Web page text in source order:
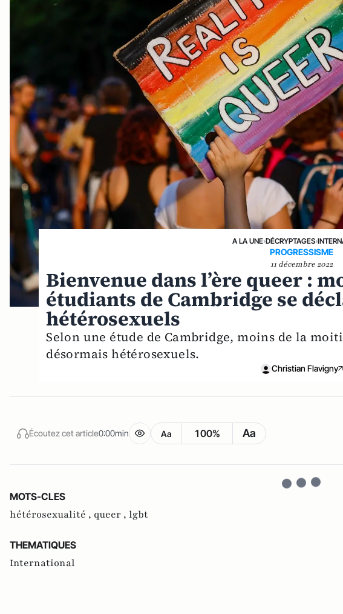
A LA UNE›DÉCRYPTAGES›
PROGRESSISME
11 décembre 2022
Bienvenue dans l’ère queer :
étudiants de Cambridge se
hétérosexuels
Selon une étude de Cambridge, moins de la
désormais hétérosexuels.
Christian Flavigny
Écoutez cet article0:00min Aa 100% Aa
MOTS-CLES
hétérosexualité , queer , lgbt
THEMATIQUES
International